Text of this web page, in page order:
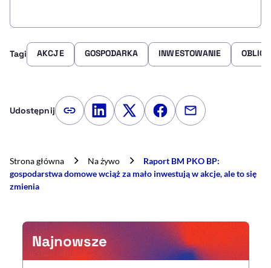
Najnowsze
Tagi AKCJE GOSPODARKA INWESTOWANIE
Udostępnij Kopiuj link artykułu
Udostępnij na LinkedIn
Udostępnij na Twitterze
Udostępnij na
Udostępnij
Strona główna Na żywo
Raport BM PKO BP:
gospodarstwa domowe wciąż za mało inwestują w akcje, ale to się
zmienia